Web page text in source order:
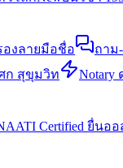
งลายมือชื่อ ถาม
ก สุขุมวิท Notary
Certified ยื่นออ